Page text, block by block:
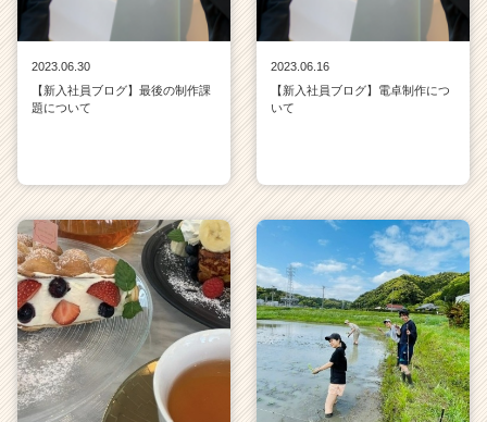
2023.06.30
【新入社員ブログ】最後の制作課
題について
2023.06.16
【新入社員ブログ】電卓制作につ
いて